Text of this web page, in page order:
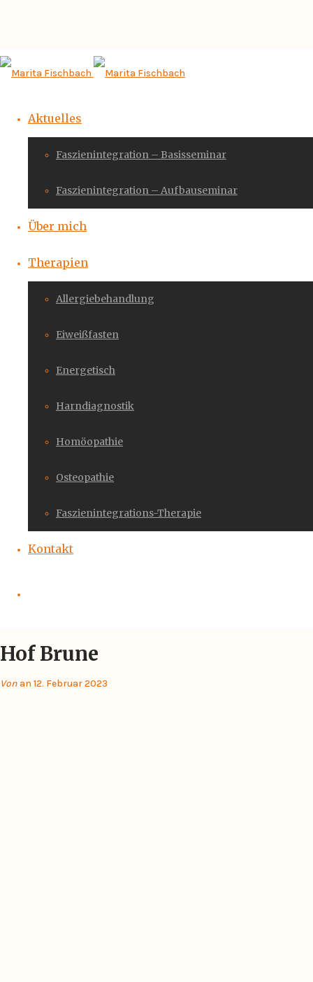
Aktuelles
Faszienintegration – Basisseminar
Faszienintegration – Aufbauseminar
Über mich
Therapien
Allergiebehandlung
Eiweißfasten
Energetisch
Harndiagnostik
Homöopathie
Osteopathie
Faszienintegrations-Therapie
Kontakt
Hof Brune
Vonan 12. Februar 2023